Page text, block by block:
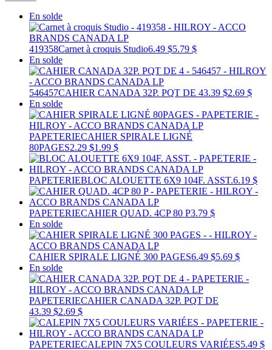
En solde
419358Carnet à croquis Studio6.49 $5.79 $
En solde
546457CAHIER CANADA 32P. PQT DE 43.39 $2.69 $
En solde
PAPETERIECAHIER SPIRALE LIGNÉ
80PAGES2.29 $1.99 $
PAPETERIEBLOC ALOUETTE 6X9 104F. ASST.6.19 $
PAPETERIECAHIER QUAD. 4CP 80 P3.79 $
En solde
CAHIER SPIRALE LIGNÉ 300 PAGES6.49 $5.69 $
En solde
PAPETERIECAHIER CANADA 32P. PQT DE
43.39 $2.69 $
PAPETERIECALEPIN 7X5 COULEURS VARIÉES5.49 $